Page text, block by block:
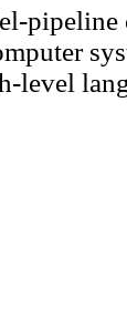
pipeline
level